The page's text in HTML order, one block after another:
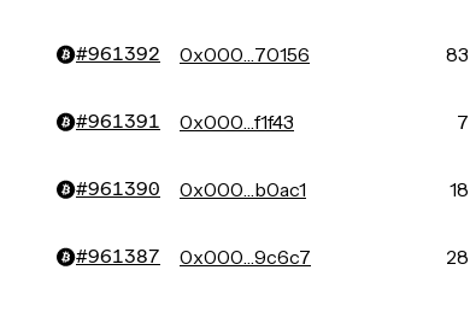
#961392 0x000…70156 83
#961391 0x000…f1f43 7
#961390 0x000…b0ac1 18
#961387 0x000…9c6c7 28